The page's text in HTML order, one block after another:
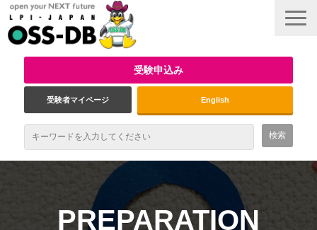
受験申込み
受験者マイページ English
試験概要
PREPARATION